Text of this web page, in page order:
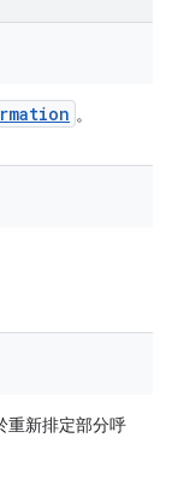
。
重新排定部分呼